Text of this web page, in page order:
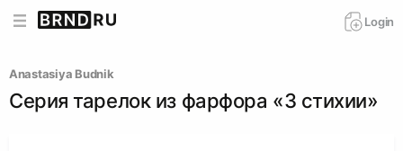
Login
Anastasiya Budnik
Серия тарелок из фарфора «3 стихии»